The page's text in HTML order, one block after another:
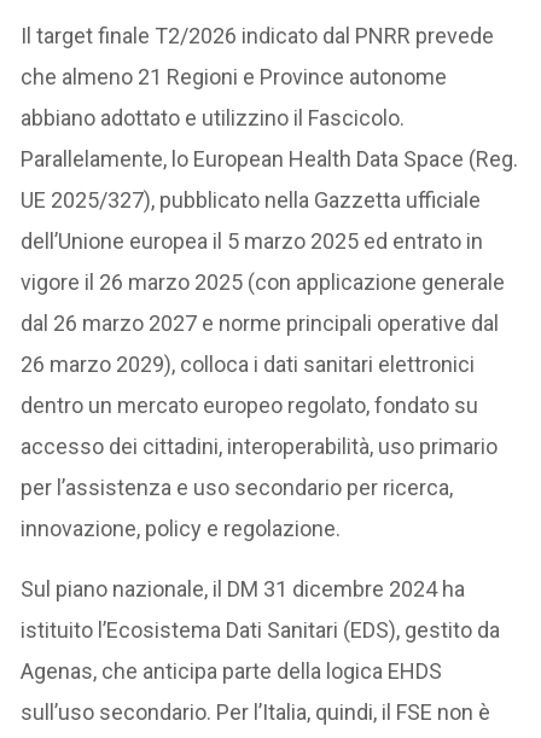
Il target finale T2/2026 indicato dal PNRR prevede
che almeno 21 Regioni e Province autonome
abbiano adottato e utilizzino il Fascicolo.
Parallelamente, lo European Health Data Space (Reg.
UE 2025/327), pubblicato nella Gazzetta ufficiale
dell’Unione europea il 5 marzo 2025 ed entrato in
vigore il 26 marzo 2025 (con applicazione generale
dal 26 marzo 2027 e norme principali operative dal
26 marzo 2029), colloca i dati sanitari elettronici
dentro un mercato europeo regolato, fondato su
accesso dei cittadini, interoperabilità, uso primario
per l’assistenza e uso secondario per ricerca,
innovazione, policy e regolazione.
Sul piano nazionale, il DM 31 dicembre 2024 ha
istituito l’Ecosistema Dati Sanitari (EDS), gestito da
Agenas, che anticipa parte della logica EHDS
sull’uso secondario. Per l’Italia, quindi, il FSE non è